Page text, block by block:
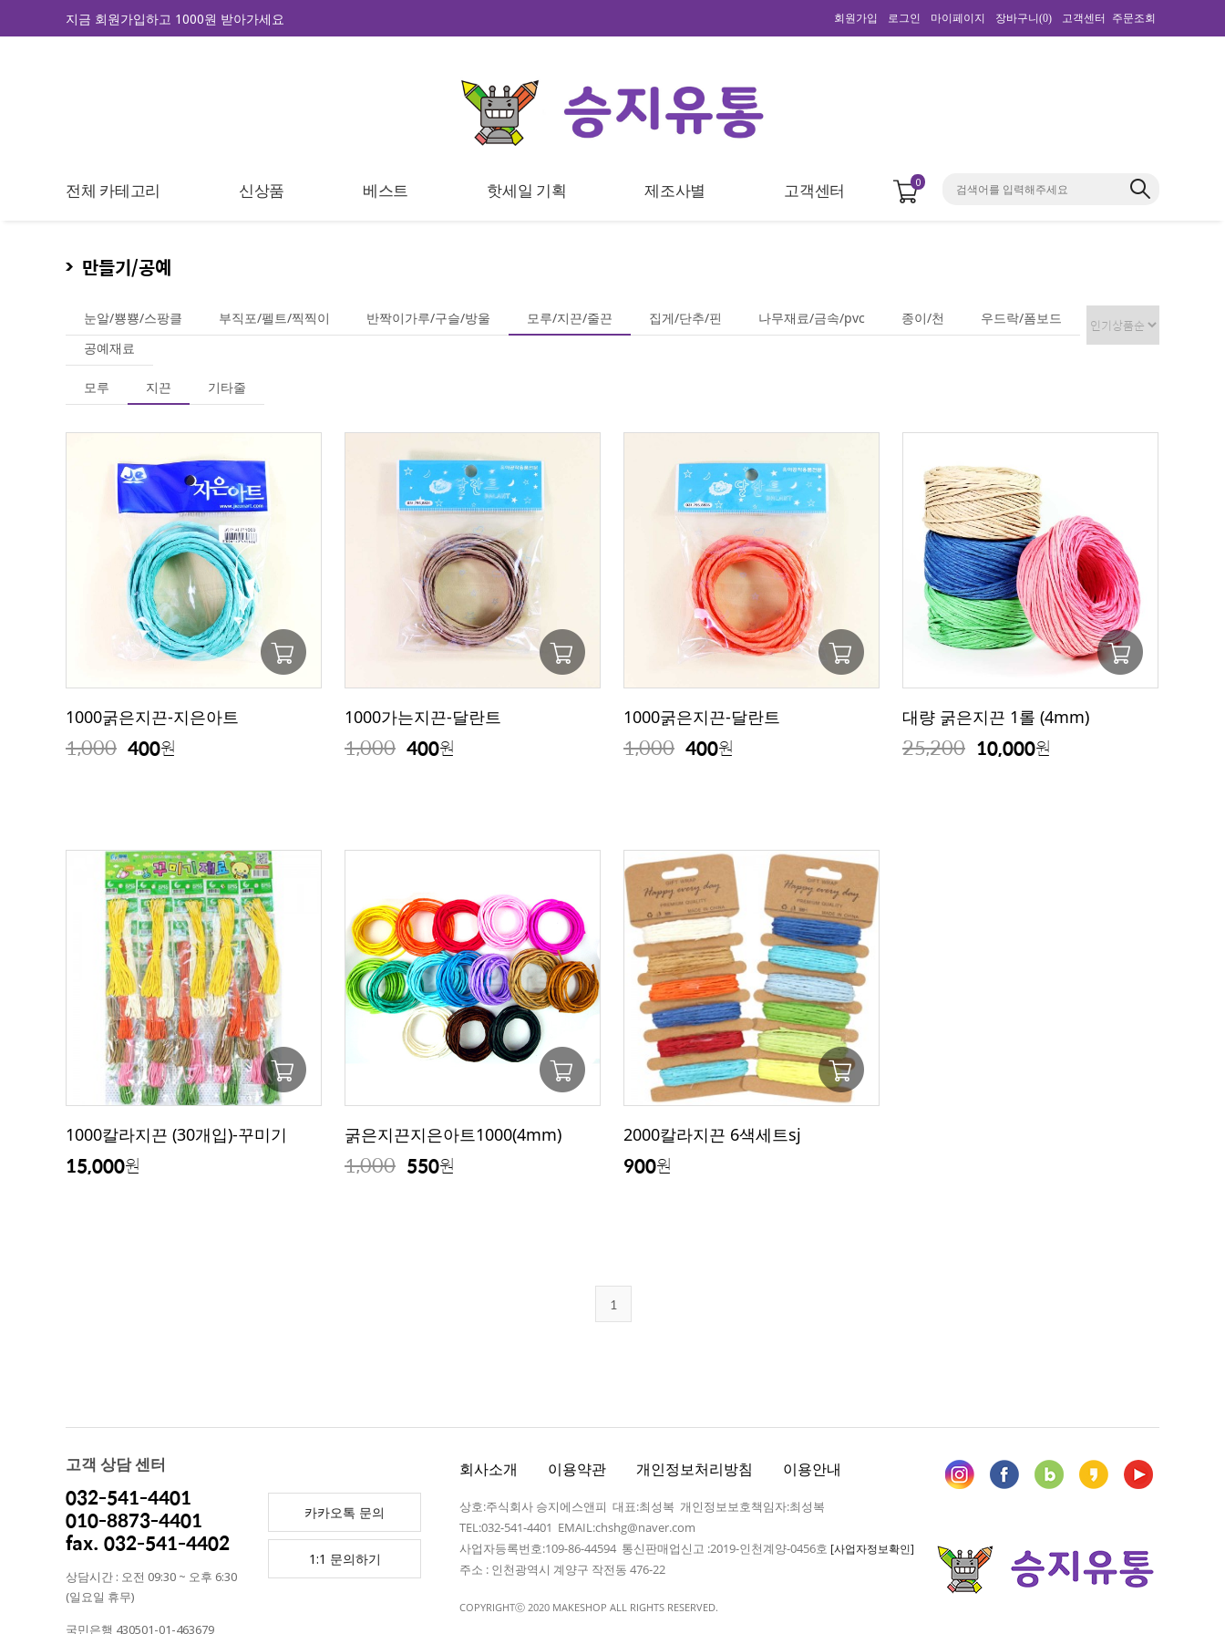
지금 회원가입하고 1000원 받아가세요 회원가입 로그인 마이페이지 장바구니(0) 고객센터 주문조회
전체 카테고리 신상품 베스트 핫세일 기획 제조사별 고객센터 0
만들기/공예
눈알/뿅뿅/스팡클 부직포/펠트/찍찍이 반짝이가루/구슬/방울 모루/지끈/줄끈 집게/단추/핀 나무재료/금속/pvc 종이/천
우드락/폼보드
공예재료
모루 지끈 기타줄
1000굵은지끈-지은아트
1,000 400원
1000가는지끈-달란트
1,000 400원
1000굵은지끈-달란트
1,000 400원
대량 굵은지끈 1롤 (4mm)
25,200 10,000원
1000칼라지끈 (30개입)-꾸미기
15,000원
굵은지끈지은아트1000(4mm)
1,000 550원
2000칼라지끈 6색세트sj
900원
1
고객 상담 센터
032-541-4401
010-8873-4401
fax. 032-541-4402
상담시간 : 오전 09:30 ~ 오후 6:30
(일요일 휴무)
국민은행 430501-01-463679
카카오톡 문의
1:1 문의하기
회사소개 이용약관 개인정보처리방침 이용안내
상호:주식회사 승지에스앤피 대표:최성복 개인정보보호책임자:최성복
TEL:032-541-4401 EMAIL:chshg@naver.com
사업자등록번호:109-86-44594 통신판매업신고 :2019-인천계양-0456호 [사업자정보확인]
주소 : 인천광역시 계양구 작전동 476-22
COPYRIGHTⓒ 2020 MAKESHOP ALL RIGHTS RESERVED.